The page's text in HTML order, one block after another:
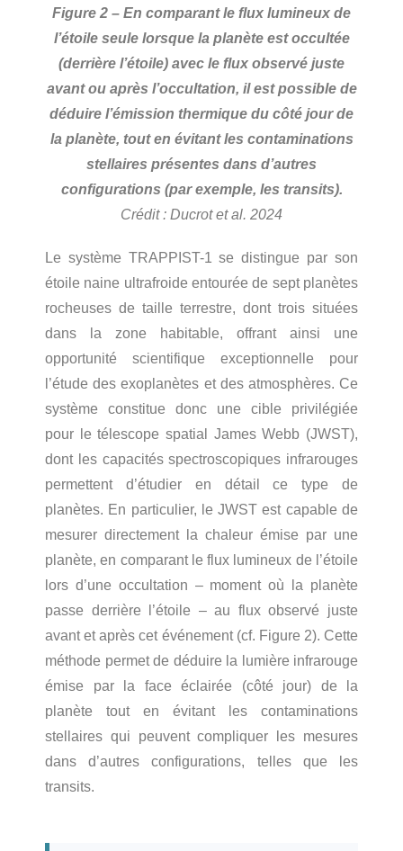
Figure 2 – En comparant le flux lumineux de
l’étoile seule lorsque la planète est occultée
(derrière l’étoile) avec le flux observé juste
avant ou après l’occultation, il est possible de
déduire l’émission thermique du côté jour de
la planète, tout en évitant les contaminations
stellaires présentes dans d’autres
configurations (par exemple, les transits).
Crédit : Ducrot et al. 2024
Le système TRAPPIST-1 se distingue par son
étoile naine ultrafroide entourée de sept planètes
rocheuses de taille terrestre, dont trois situées
dans la zone habitable, offrant ainsi une
opportunité scientifique exceptionnelle pour
l’étude des exoplanètes et des atmosphères. Ce
système constitue donc une cible privilégiée
pour le télescope spatial James Webb (JWST),
dont les capacités spectroscopiques infrarouges
permettent d’étudier en détail ce type de
planètes. En particulier, le JWST est capable de
mesurer directement la chaleur émise par une
planète, en comparant le flux lumineux de l’étoile
lors d’une occultation – moment où la planète
passe derrière l’étoile – au flux observé juste
avant et après cet événement (cf. Figure 2). Cette
méthode permet de déduire la lumière infrarouge
émise par la face éclairée (côté jour) de la
planète tout en évitant les contaminations
stellaires qui peuvent compliquer les mesures
dans d’autres configurations, telles que les
transits.